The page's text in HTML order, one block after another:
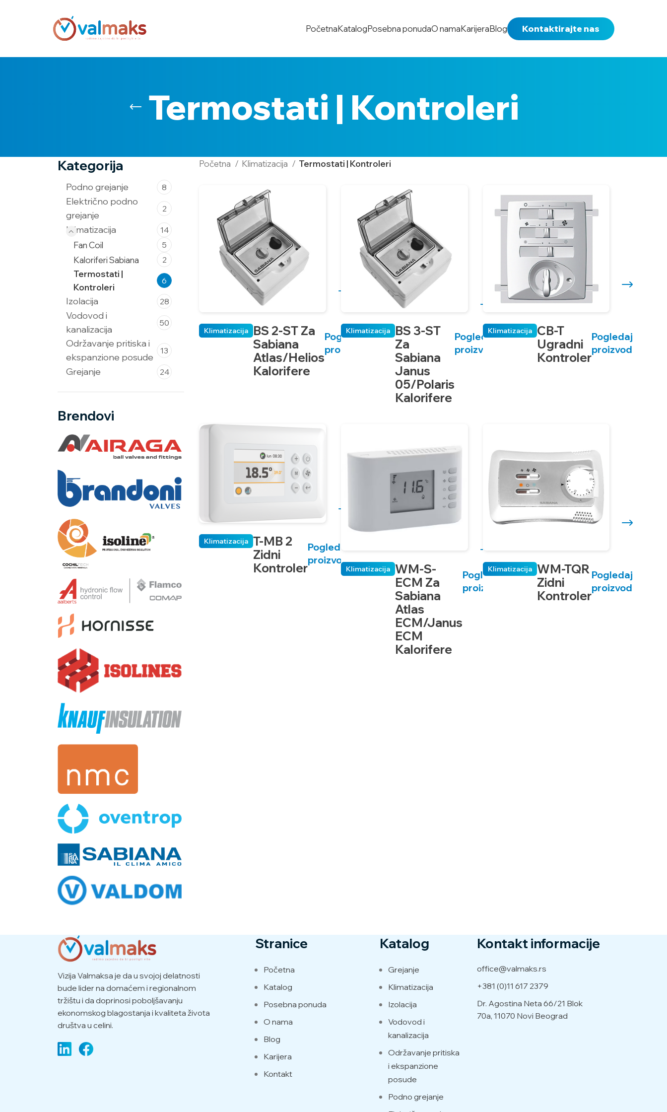
PočetnaKatalogPosebna ponudaO namaKarijeraBlog Kontaktirajte nas
Termostati | Kontroleri
Kategorija
Podno grejanje 8
Električno podno
grejanje
2
Klimatizacija 14
Fan Coil 5
Kaloriferi Sabiana 2
Termostati |
Kontroleri
6
Izolacija 28
Vodovod i
kanalizacija
50
Održavanje pritiska i
ekspanzione posude
13
Grejanje 24
Brendovi
Početna Klimatizacija Termostati | Kontroleri
BS 2-ST Za
Sabiana
Atlas/Helios
Kalorifere
Klimatizacija
Pogledaj
proizvod
BS 3-ST
Za
Sabiana
Janus
05/Polaris
Kalorifere
Klimatizacija
Pogledaj
proizvod
CB-T
Ugradni
Kontroler
Klimatizacija
Pogledaj
proizvod
T-MB 2
Zidni
Kontroler
Klimatizacija
Pogledaj
proizvod
WM-S-
ECM Za
Sabiana
Atlas
ECM/Janus
ECM
Kalorifere
Klimatizacija
Pogledaj
proizvod
WM-TQR
Zidni
Kontroler
Klimatizacija
Pogledaj
proizvod
Vizija Valmaksa je da u svojoj delatnosti
bude lider na domaćem i regionalnom
tržištu i da doprinosi poboljšavanju
ekonomskog blagostanja i kvaliteta života
društva u celini.
Stranice
Početna
Katalog
Posebna ponuda
O nama
Blog
Karijera
Kontakt
Katalog
Grejanje
Klimatizacija
Izolacija
Vodovod i
kanalizacija
Održavanje pritiska
i ekspanzione
posude
Podno grejanje
Kontakt informacije
office@valmaks.rs
+381 (0)11 617 2379
Dr. Agostina Neta 66/21 Blok
70a, 11070 Novi Beograd